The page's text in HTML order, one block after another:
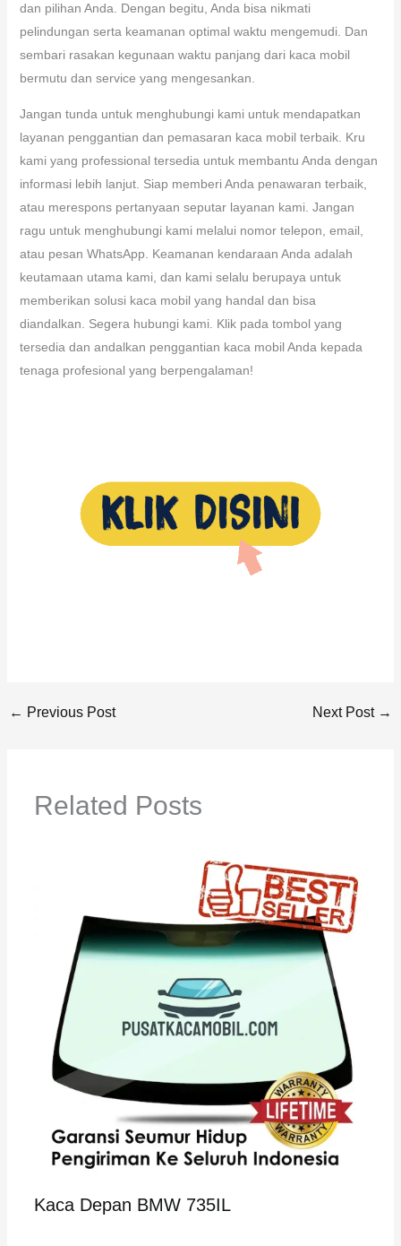
dan pilihan Anda. Dengan begitu, Anda bisa nikmati
pelindungan serta keamanan optimal waktu mengemudi. Dan
sembari rasakan kegunaan waktu panjang dari kaca mobil
bermutu dan service yang mengesankan.
Jangan tunda untuk menghubungi kami untuk mendapatkan
layanan penggantian dan pemasaran kaca mobil terbaik. Kru
kami yang professional tersedia untuk membantu Anda dengan
informasi lebih lanjut. Siap memberi Anda penawaran terbaik,
atau merespons pertanyaan seputar layanan kami. Jangan
ragu untuk menghubungi kami melalui nomor telepon, email,
atau pesan WhatsApp. Keamanan kendaraan Anda adalah
keutamaan utama kami, dan kami selalu berupaya untuk
memberikan solusi kaca mobil yang handal dan bisa
diandalkan. Segera hubungi kami. Klik pada tombol yang
tersedia dan andalkan penggantian kaca mobil Anda kepada
tenaga profesional yang berpengalaman!
← Previous Post Next Post →
Related Posts
Kaca Depan BMW 735IL